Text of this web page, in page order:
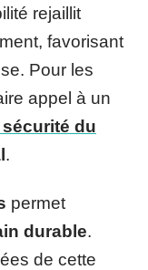
rejaillit
favorisant
Pour les
appel à un
du
.
permet
durable.
de cette